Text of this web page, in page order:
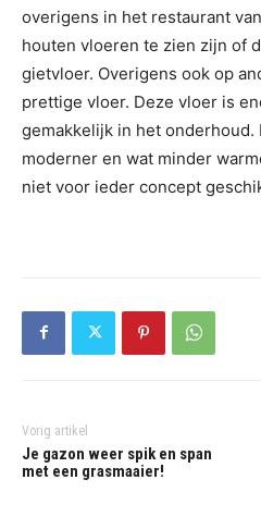
overigens in het restaurant
houten vloeren te zien zijn of
gietvloer. Overigens ook op
prettige vloer. Deze vloer is
gemakkelijk in het
moderner en wat minder
niet voor ieder concept
Vorig artikel
Je gazon weer spik en span
met een grasmaaier!